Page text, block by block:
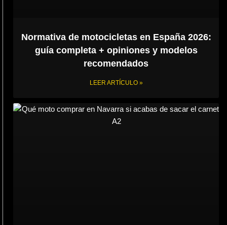
Normativa de motocicletas en España 2026:
guía completa + opiniones y modelos
recomendados
LEER ARTÍCULO »